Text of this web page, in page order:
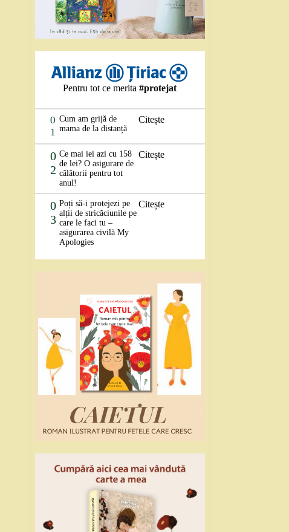
Pentru tot ce merita#protejat
0
1
Cum am grijă de
mama de la distanță
Citește
0
2
Ce mai iei azi cu 158
de lei? O asigurare de
călătorii pentru tot
anul!
Citește
0
3
Poți să-i protejezi pe
alții de stricăciunile pe
care le faci tu –
asigurarea civilă My
Apologies
Citește